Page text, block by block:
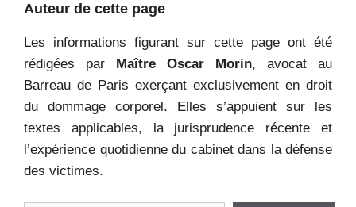
Auteur de cette page
Les informations figurant sur cette page ont été
rédigées par
Maître Oscar Morin, avocat au
Barreau de Paris exerçant exclusivement en droit
du dommage corporel. Elles s’appuient sur les
textes applicables, la jurisprudence récente et
l’expérience quotidienne du cabinet dans la défense
des victimes.